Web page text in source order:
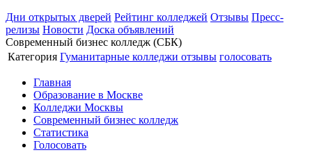
Дни открытых дверей Рейтинг колледжей Отзывы Пресс-
релизы Новости Доска объявлений
Современный бизнес колледж (СБК)
Категория Гуманитарные колледжи отзывы голосовать
Главная
Образование в Москве
Колледжи Москвы
Современный бизнес колледж
Статистика
Голосовать